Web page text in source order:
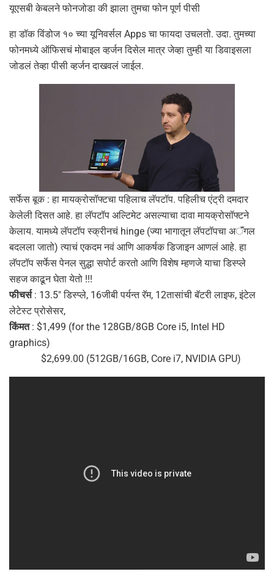
यूएसबी केबलने फोनजोडा की झाला तुमचा फोन पूर्ण पीसी
हा डॉक विंडोज १० च्या यूनिवर्सल Apps चा फायदा उचलतो. उदा. तुमच्या
फोनमध्ये ऑफिसचं मोबाइल व्हर्जन दिसेल मात्र जेव्हा तुम्ही या डिवाइसला
जोडलं तेव्हा पीसी व्हर्जन दाखवलं जाईल.
सर्फेस बूक : हा मायक्रोसॉफ्टचा पहिलाच लॅपटॉप. पहिलीच एंट्री दमदार
केलेली दिसत आहे. हा लॅपटॉप अल्टिमेट असल्याचा दावा मायक्रोसॉफ्टने
केलाय. यामध्ये लॅपटॉप स्क्रीनचं hinge (ज्या भागातून लॅपटॉपचा अॅंगल
बदलला जातो) त्याचं एकदम नवं आणि आकर्षक डिजाइन आणलं आहे. हा
लॅपटॉप सर्फेस पेनल सुद्धा सपोर्ट करतो आणि विशेष म्हणजे याचा डिस्प्ले
सहज काढून घेता येतो !!!
फीचर्स : 13.5″ डिस्प्ले, 16जीबी पर्यन्त रॅम, 12तासांची बॅटरी लाइफ, इंटेल
लेटेस्ट प्रोसेसर,
किंमत: $1,499 (for the 128GB/8GB Core i5, Intel HD
graphics)
$2,699.00 (512GB/16GB, Core i7, NVIDIA GPU)